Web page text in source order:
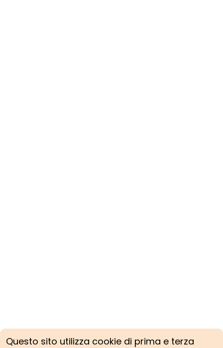
Questo sito utilizza cookie di prima e terza